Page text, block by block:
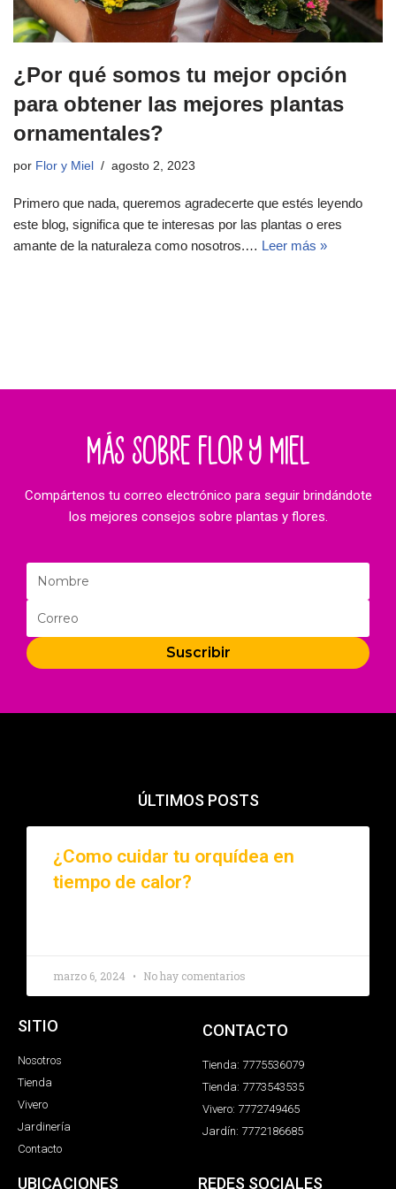
¿Por qué somos tu mejor opción
para obtener las mejores plantas
ornamentales?
por Flor y Miel agosto 2, 2023
Primero que nada, queremos agradecerte que estés leyendo
este blog, significa que te interesas por las plantas o eres
amante de la naturaleza como nosotros.… Leer más »
MÁS SOBRE FLOR Y MIEL
Compártenos tu correo electrónico para seguir brindándote
los mejores consejos sobre plantas y flores.
Suscribir
ÚLTIMOS POSTS
¿Como cuidar tu orquídea en
tiempo de calor?
marzo 6, 2024 No hay comentarios
SITIO
Nosotros
Tienda
Vivero
Jardinería
Contacto
CONTACTO
Tienda: 7775536079
Tienda: 7773543535
Vivero: 7772749465
Jardín: 7772186685
UBICACIONES REDES SOCIALES